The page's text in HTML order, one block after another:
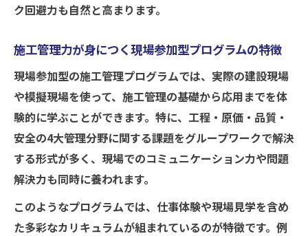
ク回避力も自然と高まります。
施工管理力が身につく現場参加型プログラムの特徴
現場参加型の施工管理プログラムでは、実際の建設現場
や模擬現場を使って、施工管理の基礎から応用までを体
験的に学ぶことができます。特に、工程・原価・品質・
安全の4大管理分野に関する課題をグループワークで解決
する形式が多く、現場でのコミュニケーション力や問題
解決力も同時に養われます。
このようなプログラムでは、仕事体験や現場見学を含め
た多彩なカリキュラムが組まれているのが特徴です。例